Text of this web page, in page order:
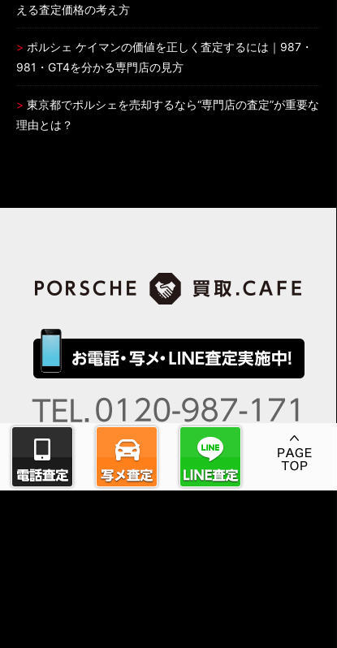
える査定価格の考え方
ポルシェ ケイマンの価値を正しく査定するには｜987・
981・GT4を分かる専門店の見方
東京都でポルシェを売却するなら“専門店の査定”が重要な
理由とは？